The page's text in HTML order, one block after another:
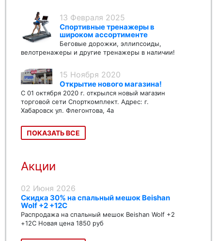
13 Февраля 2025
Спортивные тренажеры в
широком ассортименте
Беговые дорожки, эллипсоиды,
велотренажеры и другие тренажеры в наличии!
15 Ноября 2020
Открытие нового магазина!
С 01 октября 2020 г. открылся новый магазин
торговой сети Спорткомплект. Адрес: г.
Хабаровск ул. Флегонтова, 4а
ПОКАЗАТЬ ВСЕ
Акции
02 Июня 2026
Скидка 30% на спальный мешок Beishan
Wolf +2 +12C
Распродажа на спальный мешок Beishan Wolf +2
+12C Новая цена 1850 руб